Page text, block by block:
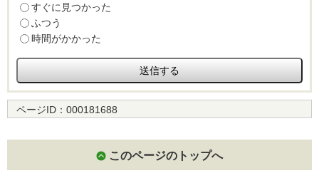
すぐに見つかった
ふつう
時間がかかった
ページID： 000181688
このページのトップへ